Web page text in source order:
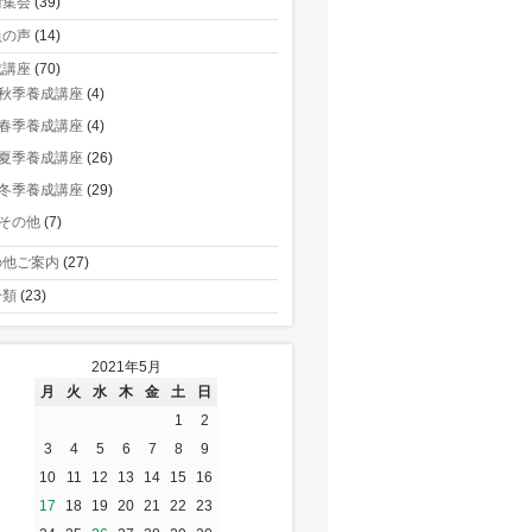
声 (14)
座 (70)
季養成講座 (4)
季養成講座 (4)
夏季養成講座 (26)
季養成講座 (29)
その他 (7)
ご案内 (27)
(23)
2021年5月
月
火 水 木 金 土
日
1
2
3
4 5 6 7 8
9
10
11 12 13 14 15
16
17
18 19 20 21 22
23